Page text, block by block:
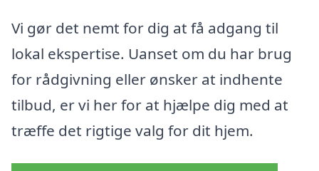
Vi gør det nemt for dig at få adgang til
lokal ekspertise. Uanset om du har brug
for rådgivning eller ønsker at indhente
tilbud, er vi her for at hjælpe dig med at
træffe det rigtige valg for dit hjem.